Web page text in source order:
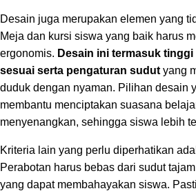
Desain juga merupakan elemen yang
Meja dan kursi siswa yang baik harus
ergonomis. Desain ini termasuk
sesuai serta pengaturan sudut yang
duduk dengan nyaman. Pilihan desain
membantu menciptakan suasana
menyenangkan, sehingga siswa lebih
Kriteria lain yang perlu diperhatikan
Perabotan harus bebas dari sudut
yang dapat membahayakan siswa.